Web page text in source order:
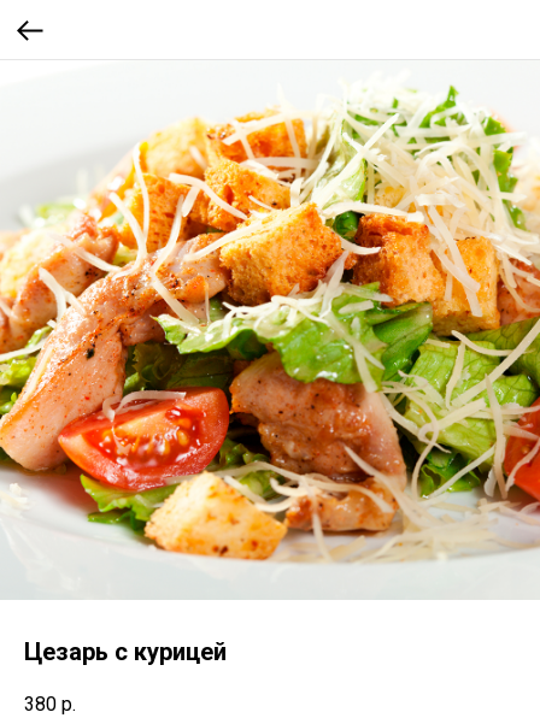
Цезарь с курицей
380 р.